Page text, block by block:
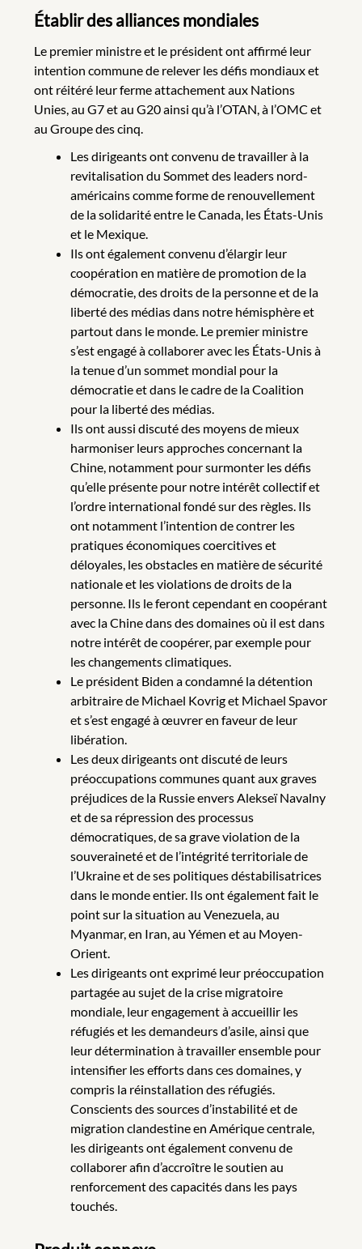
Établir des alliances mondiales
Le premier ministre et le président ont affirmé leur
intention commune de relever les défis mondiaux et
ont réitéré leur ferme attachement aux Nations
Unies, au G7 et au G20 ainsi qu’à l’OTAN, à l’OMC et
au Groupe des cinq.
Les dirigeants ont convenu de travailler à la
revitalisation du Sommet des leaders nord-
américains comme forme de renouvellement
de la solidarité entre le Canada, les États-Unis
et le Mexique.
Ils ont également convenu d’élargir leur
coopération en matière de promotion de la
démocratie, des droits de la personne et de la
liberté des médias dans notre hémisphère et
partout dans le monde. Le premier ministre
s’est engagé à collaborer avec les États-Unis à
la tenue d’un sommet mondial pour la
démocratie et dans le cadre de la Coalition
pour la liberté des médias.
Ils ont aussi discuté des moyens de mieux
harmoniser leurs approches concernant la
Chine, notamment pour surmonter les défis
qu’elle présente pour notre intérêt collectif et
l’ordre international fondé sur des règles. Ils
ont notamment l’intention de contrer les
pratiques économiques coercitives et
déloyales, les obstacles en matière de sécurité
nationale et les violations de droits de la
personne. Ils le feront cependant en coopérant
avec la Chine dans des domaines où il est dans
notre intérêt de coopérer, par exemple pour
les changements climatiques.
Le président Biden a condamné la détention
arbitraire de Michael Kovrig et Michael Spavor
et s’est engagé à œuvrer en faveur de leur
libération.
Les deux dirigeants ont discuté de leurs
préoccupations communes quant aux graves
préjudices de la Russie envers Alekseï Navalny
et de sa répression des processus
démocratiques, de sa grave violation de la
souveraineté et de l’intégrité territoriale de
l’Ukraine et de ses politiques déstabilisatrices
dans le monde entier. Ils ont également fait le
point sur la situation au Venezuela, au
Myanmar, en Iran, au Yémen et au Moyen-
Orient.
Les dirigeants ont exprimé leur préoccupation
partagée au sujet de la crise migratoire
mondiale, leur engagement à accueillir les
réfugiés et les demandeurs d’asile, ainsi que
leur détermination à travailler ensemble pour
intensifier les efforts dans ces domaines, y
compris la réinstallation des réfugiés.
Conscients des sources d’instabilité et de
migration clandestine en Amérique centrale,
les dirigeants ont également convenu de
collaborer afin d’accroître le soutien au
renforcement des capacités dans les pays
touchés.